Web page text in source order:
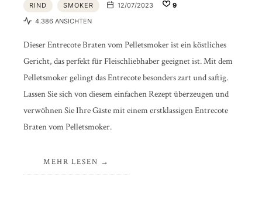
RIND SMOKER 12/07/2023
9
4.386 ANSICHTEN
Dieser Entrecote Braten vom Pelletsmoker ist ein köstliches
Gericht, das perfekt für Fleischliebhaber geeignet ist. Mit dem
Pelletsmoker gelingt das Entrecote besonders zart und saftig.
Lassen Sie sich von diesem einfachen Rezept überzeugen und
verwöhnen Sie Ihre Gäste mit einem erstklassigen Entrecote
Braten vom Pelletsmoker.
MEHR LESEN